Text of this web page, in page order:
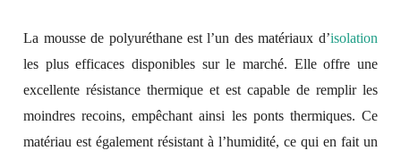
La mousse de polyuréthane est l’un des matériaux d’isolation
les plus efficaces disponibles sur le marché. Elle offre une
excellente résistance thermique et est capable de remplir les
moindres recoins, empêchant ainsi les ponts thermiques. Ce
matériau est également résistant à l’humidité, ce qui en fait un